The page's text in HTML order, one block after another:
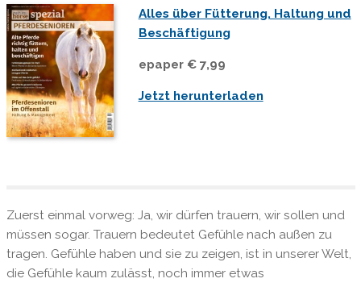
Alles über Fütterung, Haltung und
Beschäftigung
epaper € 7,99
Jetzt herunterladen
Zuerst einmal vorweg: Ja, wir dürfen trauern, wir sollen und
müssen sogar. Trauern bedeutet Gefühle nach außen zu
tragen. Gefühle haben und sie zu zeigen, ist in unserer Welt,
die Gefühle kaum zulässt, noch immer etwas